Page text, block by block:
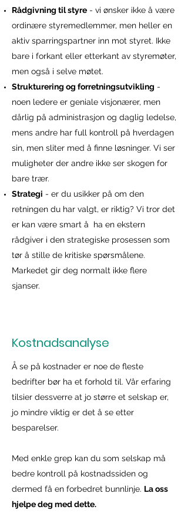
Rådgivning til styre - vi ønsker ikke å være
ordinære styremedlemmer, men heller en
aktiv sparringspartner inn mot styret. Ikke
bare i forkant eller etterkant av styremøter,
men også i selve møtet.
Strukturering og forretningsutvikling -
noen ledere er geniale visjonærer, men
dårlig på administrasjon og daglig ledelse,
mens andre har full kontroll på hverdagen
sin, men sliter med å finne løsninger. Vi ser
muligheter der andre ikke ser skogen for
bare trær.
Strategi - er du usikker på om den
retningen du har valgt, er riktig? Vi tror det
er kan være smart å ha en ekstern
rådgiver i den strategiske prosessen som
tør å stille de kritiske spørsmålene.
Markedet gir deg normalt ikke flere
sjanser.
Kostnadsanalyse
Å se på kostnader er noe de fleste
bedrifter bør ha et forhold til. Vår erfaring
tilsier dessverre at jo større et selskap er,
jo mindre viktig er det å se etter
besparelser.
Med enkle grep kan du som selskap må
bedre kontroll på kostnadssiden og
dermed få en forbedret bunnlinje. La oss
hjelpe deg med dette.